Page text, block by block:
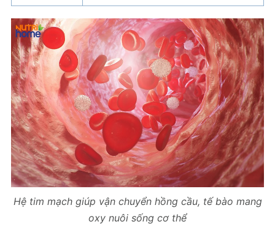
Hệ tim mạch giúp vận chuyển hồng cầu, tế bào mang
oxy nuôi sống cơ thể